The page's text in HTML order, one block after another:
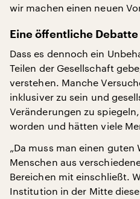
wir machen einen neuen
Eine öffentliche
Dass es dennoch ein
Teilen der Gesellschaft
verstehen. Manche
inklusiver zu sein und
Veränderungen zu
worden und hätten viele
„Da muss man einen
Menschen aus
Bereichen mit einschließt.
Institution in der Mitte